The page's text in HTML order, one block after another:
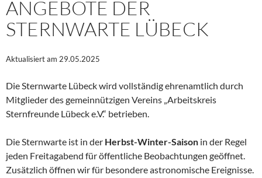
ANGEBOTE DER
STERNWARTE LÜBECK
Aktualisiert am 29.05.2025
Die Sternwarte Lübeck wird vollständig ehrenamtlich durch
Mitglieder des gemeinnützigen Vereins „Arbeitskreis
Sternfreunde Lübeck e.V.“ betrieben.
Die Sternwarte ist in der Herbst-Winter-Saison in der Regel
jeden Freitagabend für öffentliche Beobachtungen geöffnet.
Zusätzlich öffnen wir für besondere astronomische Ereignisse.